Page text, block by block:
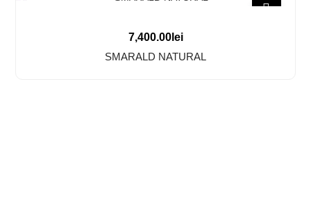
7,400.00lei
SMARALD NATURAL